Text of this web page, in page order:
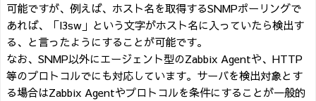
可能ですが、例えば、ホスト名を取得するSNMPポーリングで
あれば、「l3sw」という文字がホスト名に入っていたら検出す
る、と言ったようにすることが可能です。
なお、SNMP以外にエージェント型のZabbix Agentや、HTTP
等のプロトコルでにも対応しています。サーバを検出対象とす
る場合はZabbix Agentやプロトコルを条件にすることが一般的